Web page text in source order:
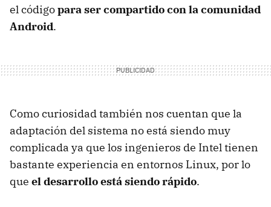
el códigopara ser compartido con la comunidad
Android.
Como curiosidad también nos cuentan que la
adaptación del sistema no está siendo muy
complicada ya que los ingenieros de Intel tienen
bastante experiencia en entornos Linux, por lo
que el desarrollo está siendo rápido.